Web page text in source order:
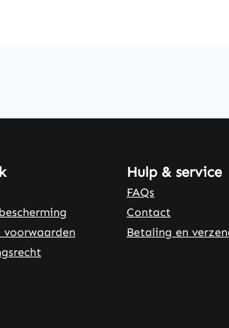
voorwaarden
Hulp & service
FAQs
Contact
Betaling en